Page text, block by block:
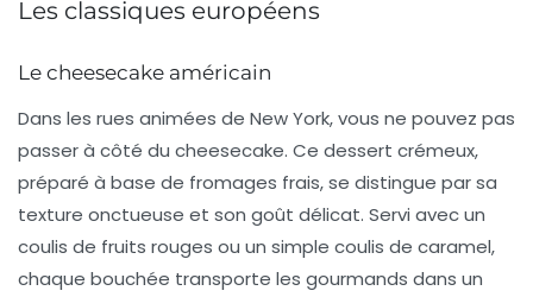
Les classiques européens
Le cheesecake américain
Dans les rues animées de New York, vous ne pouvez pas
passer à côté du cheesecake. Ce dessert crémeux,
préparé à base de fromages frais, se distingue par sa
texture onctueuse et son goût délicat. Servi avec un
coulis de fruits rouges ou un simple coulis de caramel,
chaque bouchée transporte les gourmands dans un